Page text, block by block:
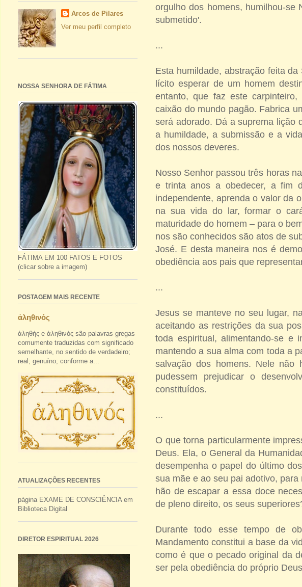
orgulho dos homens, humilhou-se
submetido'.
...
Esta humildade, abstração feita
lícito esperar de um homem
entanto, que faz este
caixão do mundo pagão. Fabrica
será adorado. Dá a suprema lição
a humildade, a submissão e a
dos nossos deveres.
Nosso Senhor passou três horas
e trinta anos a obedecer, a fim
independente, aprenda o valor da
na sua vida do lar, formar o
maturidade do homem – para o
nos são conhecidos são atos de
José. E desta maneira nos é
obediência aos pais que
...
Jesus se manteve no seu lugar,
aceitando as restrições da sua
toda espiritual, alimentando-se e
mantendo a sua alma com toda a
salvação dos homens. Nele não
pudessem prejudicar o
constituídos.
...
O que torna particularmente
Deus. Ela, o General da
desempenha o papel do último
sua mãe e ao seu pai adotivo,
hão de escapar a essa doce
de pleno direito, os seus
Durante todo esse tempo de
Mandamento constitui a base da
como é que o pecado original da
ser pela obediência do próprio
Arcos de Pilares
Ver meu perfil completo
NOSSA SENHORA DE FÁTIMA
FÁTIMA EM 100 FATOS E FOTOS
(clicar sobre a imagem)
POSTAGEM MAIS RECENTE
ἀληθινός
ἀληθής e ἀληθινός são palavras gregas
comumente traduzidas com significado
semelhante, no sentido de verdadeiro;
real; genuíno; conforme a...
ATUALIZAÇÕES RECENTES
página EXAME DE CONSCIÊNCIA em
Biblioteca Digital
DIRETOR ESPIRITUAL 2026